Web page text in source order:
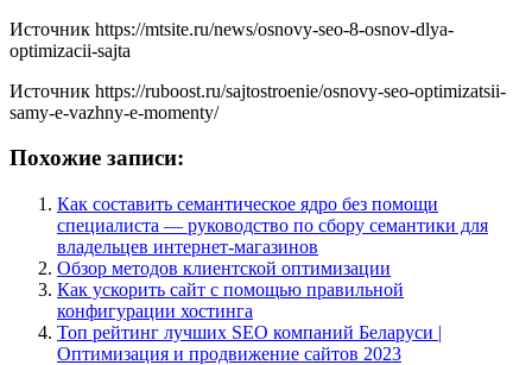
Источник https://mtsite.ru/news/osnovy-seo-8-osnov-dlya-
optimizacii-sajta
Источник https://ruboost.ru/sajtostroenie/osnovy-seo-optimizatsii-
samy-e-vazhny-e-momenty/
Похожие записи:
Как составить семантическое ядро без помощи
специалиста — руководство по сбору семантики для
владельцев интернет-магазинов
Обзор методов клиентской оптимизации
Как ускорить сайт с помощью правильной
конфигурации хостинга
Топ рейтинг лучших SEO компаний Беларуси |
Оптимизация и продвижение сайтов 2023